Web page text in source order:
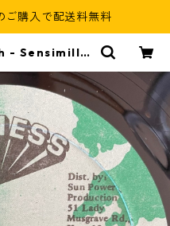
購入で配送料無料
- Sensimilla